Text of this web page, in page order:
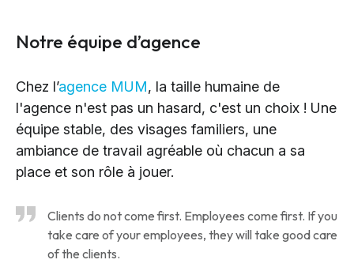
Notre équipe d’agence
Chez l’agence MUM, la taille humaine de
l'agence n'est pas un hasard, c'est un choix ! Une
équipe stable, des visages familiers, une
ambiance de travail agréable où chacun a sa
place et son rôle à jouer.
Clients do not come first. Employees come first. If you
take care of your employees, they will take good care
of the clients.